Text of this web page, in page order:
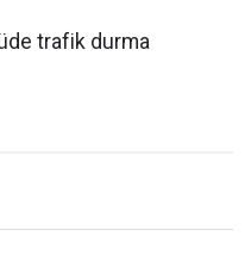
trafik durma